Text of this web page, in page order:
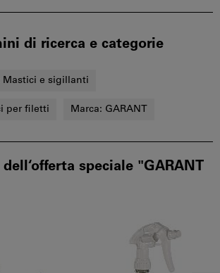
di ricerca e categorie
Mastici e sigillanti
per filetti Marca: GARANT
speciale "GARANT